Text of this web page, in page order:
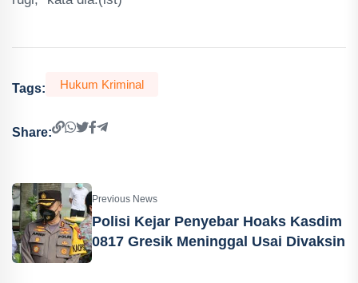
Tags: Hukum Kriminal
Share:
Previous News
Polisi Kejar Penyebar Hoaks Kasdim
0817 Gresik Meninggal Usai Divaksin